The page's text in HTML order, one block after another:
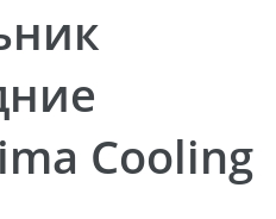
Cooling